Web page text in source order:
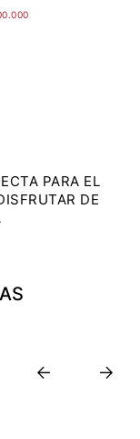
PARA EL
DE
Previous Next